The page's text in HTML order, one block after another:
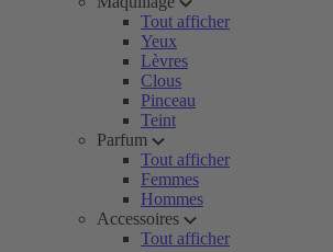
Tout afficher
Yeux
Lèvres
Clous
Pinceau
Teint
Parfum
Tout afficher
Femmes
Hommes
Accessoires
Tout afficher